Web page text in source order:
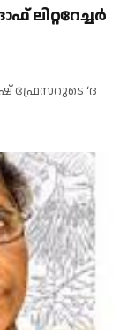
ഫ്രേസറുടെ ‘ദ